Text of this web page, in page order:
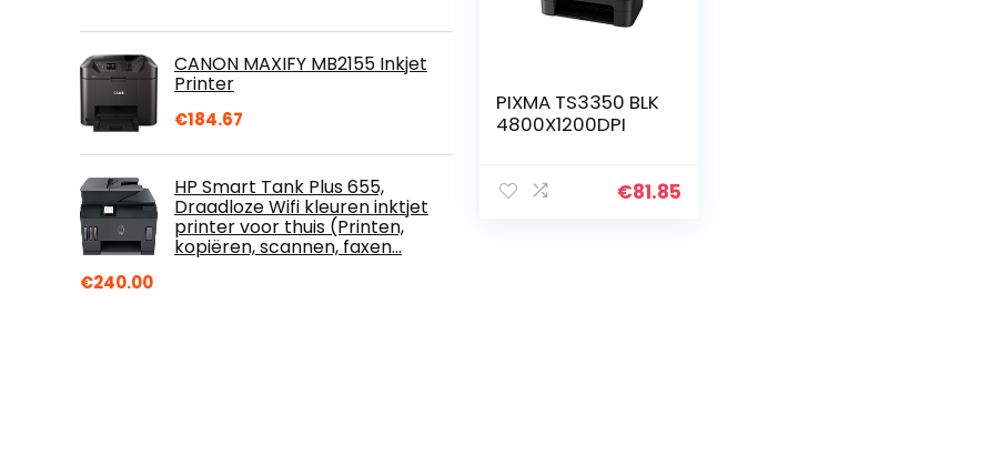
CANON MAXIFY MB2155 Inkjet
Printer
€184.67
HP Smart Tank Plus 655,
Draadloze Wifi kleuren inktjet
printer voor thuis (Printen,
kopiëren, scannen, faxen…
€240.00
PIXMA TS3350 BLK
4800X1200DPI
€81.85